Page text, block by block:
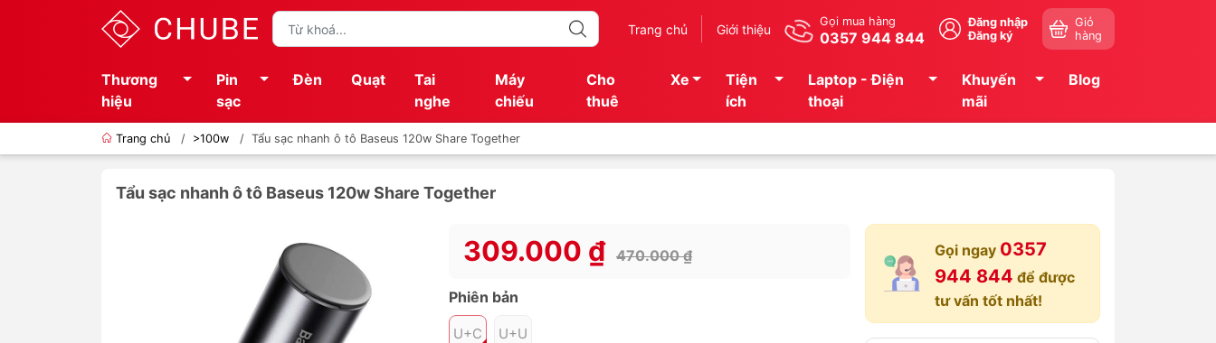
Trang chủ Giới thiệu Gọi mua hàng
0357 944 844
Đăng nhập
Đăng ký
Giỏ
hàng
Thương
hiệu
Pin
sạc
Đèn Quạt
Tai
nghe
Máy
chiếu
Cho
thuê
Xe
Tiện
ích
Laptop - Điện
thoại
Khuyến
mãi
Blog
Trang chủ / >100w / Tẩu sạc nhanh ô tô Baseus 120w Share Together
Tẩu sạc nhanh ô tô Baseus 120w Share Together
309.000 ₫ 470.000 ₫
Phiên bản
U+C U+U
Gọi ngay 0357
944 844 để được
tư vấn tốt nhất!